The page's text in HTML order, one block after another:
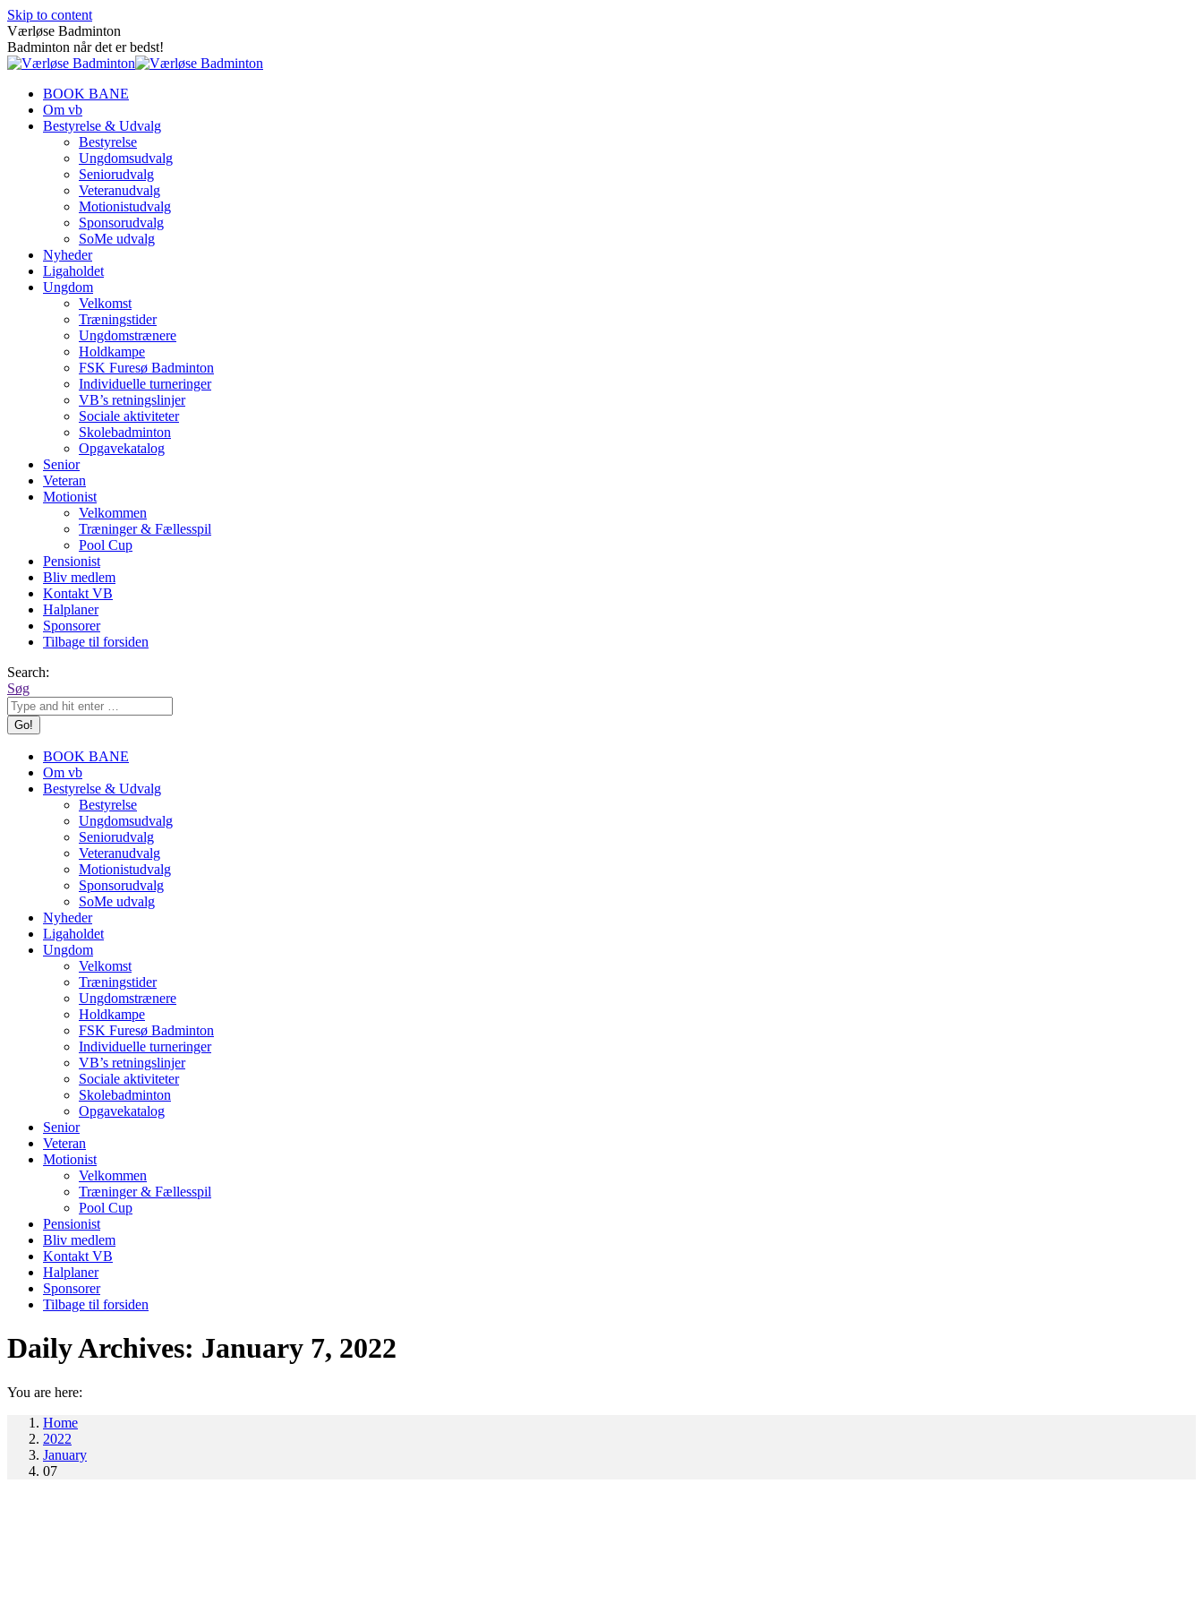
Skip to content
Værløse Badminton
Badminton når det er bedst!
BOOK BANE
Om vb
Bestyrelse & Udvalg
Bestyrelse
Ungdomsudvalg
Seniorudvalg
Veteranudvalg
Motionistudvalg
Sponsorudvalg
SoMe udvalg
Nyheder
Ligaholdet
Ungdom
Velkomst
Træningstider
Ungdomstrænere
Holdkampe
FSK Furesø Badminton
Individuelle turneringer
VB’s retningslinjer
Sociale aktiviteter
Skolebadminton
Opgavekatalog
Senior
Veteran
Motionist
Velkommen
Træninger & Fællesspil
Pool Cup
Pensionist
Bliv medlem
Kontakt VB
Halplaner
Sponsorer
Tilbage til forsiden
Search:
Søg
BOOK BANE
Om vb
Bestyrelse & Udvalg
Bestyrelse
Ungdomsudvalg
Seniorudvalg
Veteranudvalg
Motionistudvalg
Sponsorudvalg
SoMe udvalg
Nyheder
Ligaholdet
Ungdom
Velkomst
Træningstider
Ungdomstrænere
Holdkampe
FSK Furesø Badminton
Individuelle turneringer
VB’s retningslinjer
Sociale aktiviteter
Skolebadminton
Opgavekatalog
Senior
Veteran
Motionist
Velkommen
Træninger & Fællesspil
Pool Cup
Pensionist
Bliv medlem
Kontakt VB
Halplaner
Sponsorer
Tilbage til forsiden
Daily Archives: January 7, 2022
You are here:
Home
2022
January
07